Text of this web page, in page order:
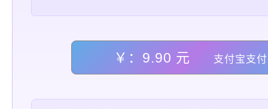
￥：9.90 元 支付宝支付